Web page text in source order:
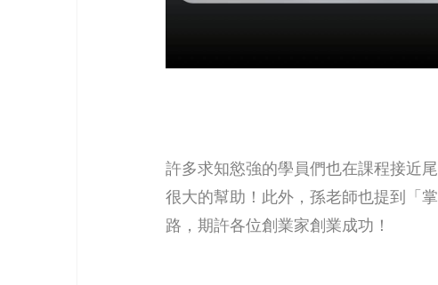
許多求知慾強的學員們也在課程接近
很大的幫助！此外，孫老師也提到「
路，期許各位創業家創業成功！